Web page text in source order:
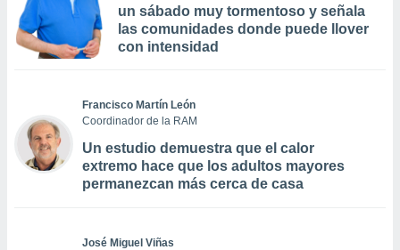
un sábado muy tormentoso y señala
las comunidades donde puede llover
con intensidad
Francisco Martín León
Coordinador de la RAM
Un estudio demuestra que el calor
extremo hace que los adultos mayores
permanezcan más cerca de casa
José Miguel Viñas